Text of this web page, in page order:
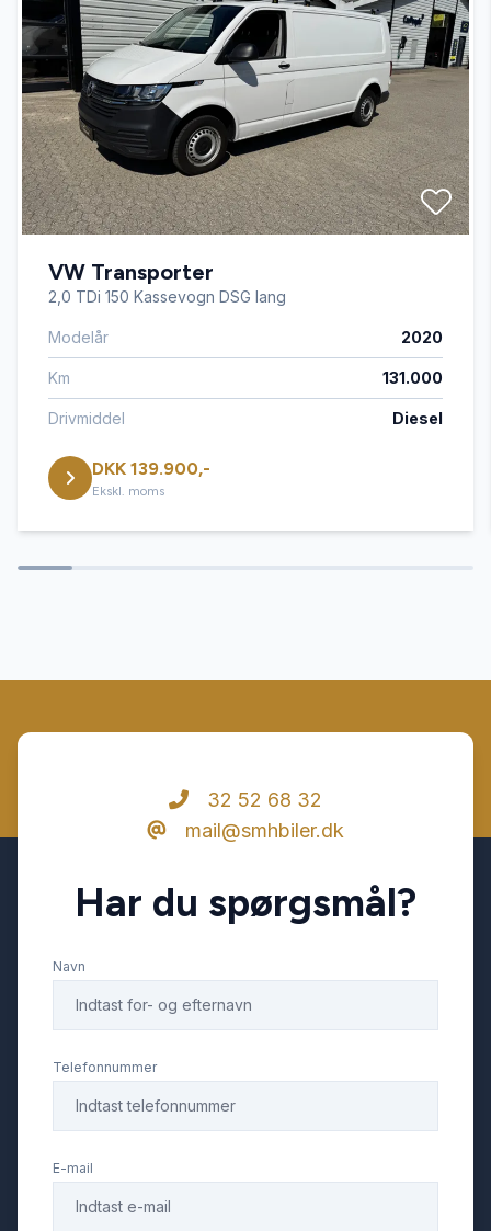
VW Transporter
2,0 TDi 150 Kassevogn DSG lang
Modelår 2020
Km 131.000
Drivmiddel Diesel
DKK 139.900,-
Ekskl. moms
32 52 68 32
mail@smhbiler.dk
Har du spørgsmål?
Navn
Telefonnummer
E-mail